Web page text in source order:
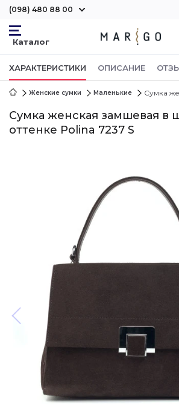
(098) 480 88 00
ХАРАКТЕРИСТИКИ ОПИСАНИЕ
Женские сумки Маленькие Сумка
Сумка женская замшевая в
оттенке Polina 7237 S